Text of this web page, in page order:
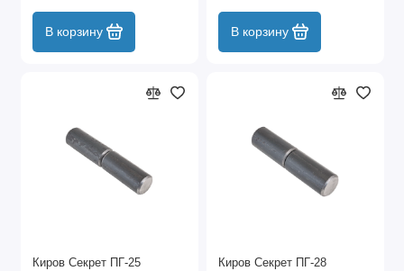
В корзину В корзину
Киров Секрет ПГ-25
Киров Секрет ПГ-28